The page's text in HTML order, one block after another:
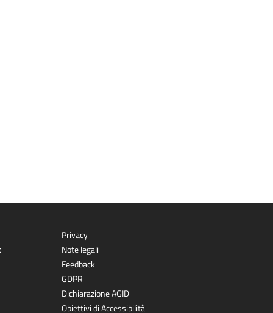
Privacy
Note legali
Feedback
GDPR
Dichiarazione AGID
Obiettivi di Accessibilità